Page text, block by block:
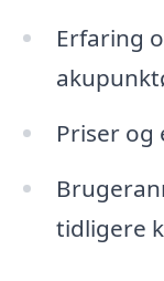
Erfaring
Priser og
tidligere